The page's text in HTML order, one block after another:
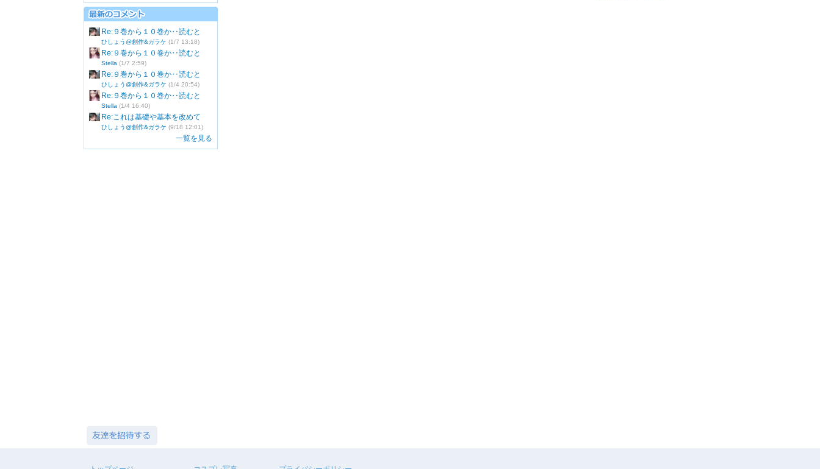
Re:９巻から１０巻か‥読むと
ひしょう@創作&ガラケ (1/7 13:18)
Re:９巻から１０巻か‥読むと
Stella (1/7 2:59)
Re:９巻から１０巻か‥読むと
ひしょう@創作&ガラケ (1/4 20:54)
Re:９巻から１０巻か‥読むと
Stella (1/4 16:40)
Re:これは基礎や基本を改めて
ひしょう@創作&ガラケ (9/18 12:01)
一覧を見る